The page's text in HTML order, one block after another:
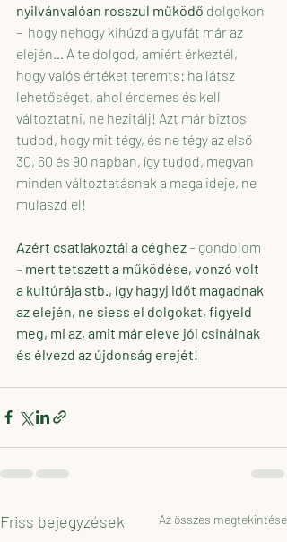
nyilvánvalóan rosszul működő dolgokon
–  hogy nehogy kihúzd a gyufát már az
elején… A te dolgod, amiért érkeztél,
hogy valós értéket teremts: ha látsz
lehetőséget, ahol érdemes és kell
változtatni, ne hezitálj! Azt már biztos
tudod, hogy mit tégy, és ne tégy az első
30, 60 és 90 napban, így tudod, megvan
minden változtatásnak a maga ideje, ne
mulaszd el!
Azért csatlakoztál a céghez – gondolom
– mert tetszett a működése, vonzó volt
a kultúrája stb., így hagyj időt magadnak
az elején, ne siess el dolgokat, figyeld
meg, mi az, amit már eleve jól csinálnak
és élvezd az újdonság erejét!
Friss bejegyzések Az összes megtekintése